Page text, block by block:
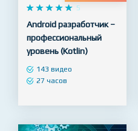
Premium-PLUS
    
     5
Android разработчик –
профессиональный
уровень (Kotlin)